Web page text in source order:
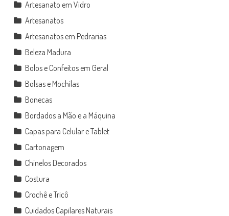
Artesanato em Vidro
Artesanatos
Artesanatos em Pedrarias
Beleza Madura
Bolos e Confeitos em Geral
Bolsas e Mochilas
Bonecas
Bordados a Mão e a Máquina
Capas para Celular e Tablet
Cartonagem
Chinelos Decorados
Costura
Crochê e Tricô
Cuidados Capilares Naturais